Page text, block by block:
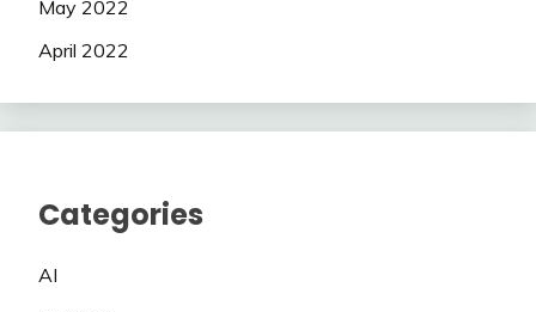
May 2022
April 2022
Categories
AI